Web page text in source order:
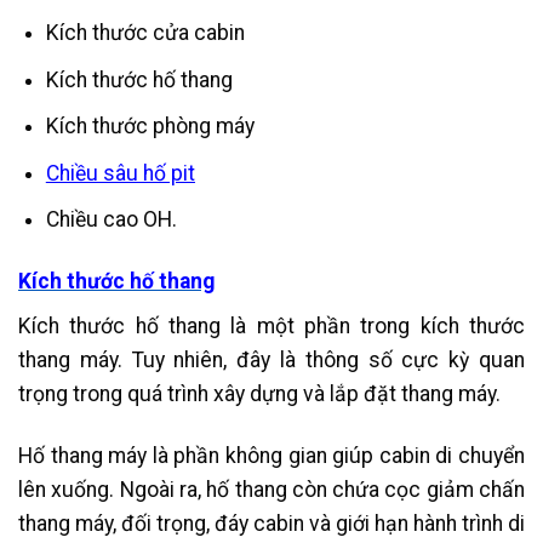
Kích thước cửa cabin
Kích thước hố thang
Kích thước phòng máy
Chiều sâu hố pit
Chiều cao OH.
Kích thước hố thang
Kích thước hố thang là một phần trong kích thước
thang máy. Tuy nhiên, đây là thông số cực kỳ quan
trọng trong quá trình xây dựng và lắp đặt thang máy.
Hố thang máy là phần không gian giúp cabin di chuyển
lên xuống. Ngoài ra, hố thang còn chứa cọc giảm chấn
thang máy, đối trọng, đáy cabin và giới hạn hành trình di